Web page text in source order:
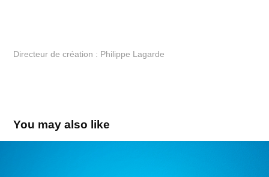
Directeur de création : Philippe Lagarde
You may also like